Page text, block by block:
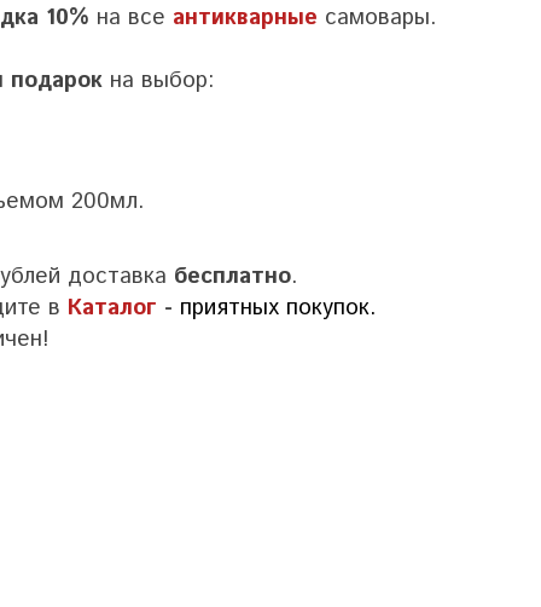
10% на все антикварные самовары.
подарок на выбор:
200мл.
доставка бесплатно.
в Каталог - приятных покупок.